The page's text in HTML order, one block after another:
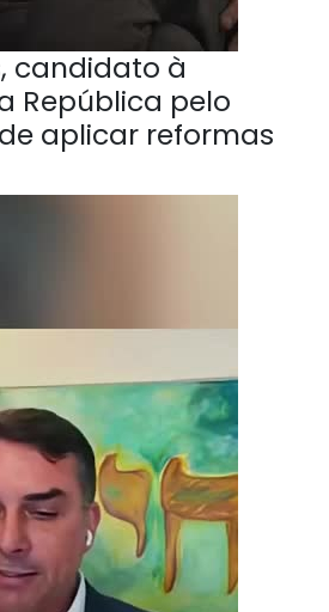
candidato à
República pelo
aplicar reformas